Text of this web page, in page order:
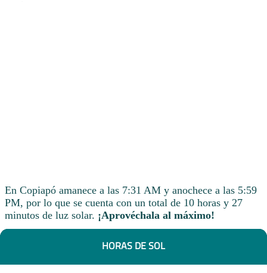
En Copiapó amanece a las 7:31 AM y anochece a las 5:59
PM, por lo que se cuenta con un total de 10 horas y 27
minutos de luz solar. ¡Aprovéchala al máximo!
HORAS DE SOL